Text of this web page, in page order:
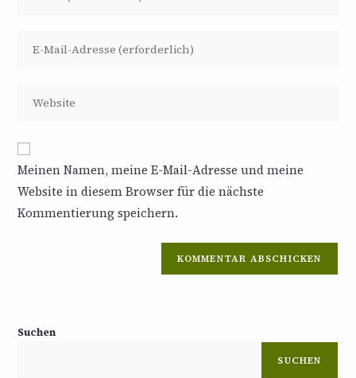
oder
Kommentieren
Mail-
zum
Kommentieren
ein
URL
ein
(optional)
Meinen Namen, meine E-Mail-Adresse und meine
Website in diesem Browser für die nächste
Kommentierung speichern.
Suchen
SUCHEN